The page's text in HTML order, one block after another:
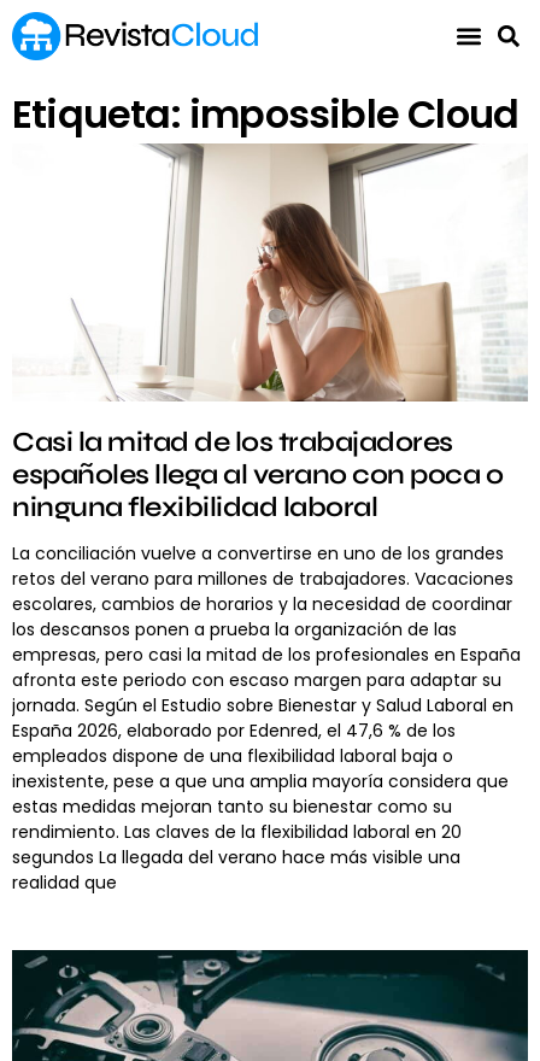
Etiqueta: impossible Cloud
Casi la mitad de los trabajadores
españoles llega al verano con poca o
ninguna flexibilidad laboral
La conciliación vuelve a convertirse en uno de los grandes
retos del verano para millones de trabajadores. Vacaciones
escolares, cambios de horarios y la necesidad de coordinar
los descansos ponen a prueba la organización de las
empresas, pero casi la mitad de los profesionales en España
afronta este periodo con escaso margen para adaptar su
jornada. Según el Estudio sobre Bienestar y Salud Laboral en
España 2026, elaborado por Edenred, el 47,6 % de los
empleados dispone de una flexibilidad laboral baja o
inexistente, pese a que una amplia mayoría considera que
estas medidas mejoran tanto su bienestar como su
rendimiento. Las claves de la flexibilidad laboral en 20
segundos La llegada del verano hace más visible una
realidad que